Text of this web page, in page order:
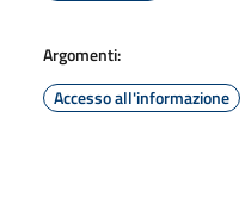
Argomenti:
Accesso all'informazione